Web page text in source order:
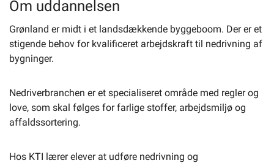
Planportal
Tidsbestilling
Om uddannelsen
Grønland er midt i et landsdækkende byggeboom. Der er et
stigende behov for kvalificeret arbejdskraft til nedrivning af
bygninger.
Nedriverbranchen er et specialiseret område med regler og
love, som skal følges for farlige stoffer, arbejdsmiljø og
affaldssortering.
Hos KTI lærer elever at udføre nedrivning og